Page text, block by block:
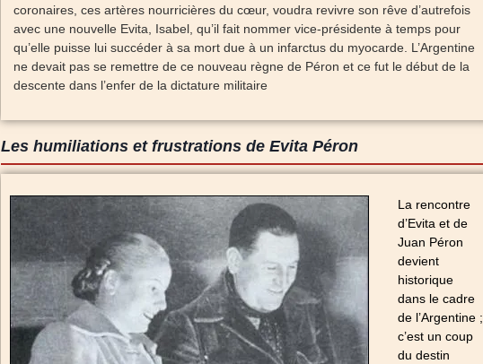
coronaires, ces artères nourricières du cœur, voudra revivre son rêve d’autrefois
avec une nouvelle Evita, Isabel, qu’il fait nommer vice-présidente à temps pour
qu’elle puisse lui succéder à sa mort due à un infarctus du myocarde. L’Argentine
ne devait pas se remettre de ce nouveau règne de Péron et ce fut le début de la
descente dans l’enfer de la dictature militaire
Les humiliations et frustrations de Evita Péron
La rencontre
d’Evita et de
Juan Péron
devient
historique
dans le cadre
de l’Argentine ;
c’est un coup
du destin